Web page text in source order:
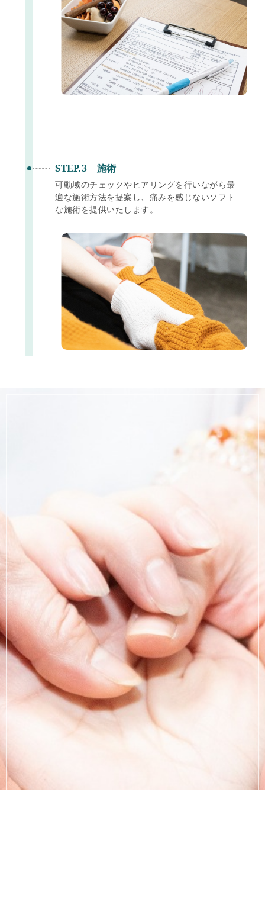
STEP.3 施術
可動域のチェックやヒアリングを行いながら最
適な施術方法を提案し、痛みを感じないソフト
な施術を提供いたします。